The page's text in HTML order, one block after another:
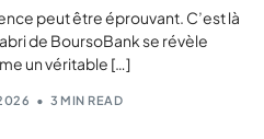
peut être éprouvant. C’est là
de BoursoBank se révèle
un véritable […]
3 MIN READ